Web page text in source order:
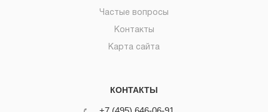
Частые вопросы
Контакты
Карта сайта
КОНТАКТЫ